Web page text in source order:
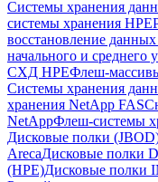
Системы хранения
системы хранения HPE
восстановление
начального и среднего
СХД HPEФлеш-
Cистемы хранения
хранения NetApp FAS
NetAppФлеш-системы
Дисковые полки
ArecaДисковые полки
(HPE)Дисковые полки